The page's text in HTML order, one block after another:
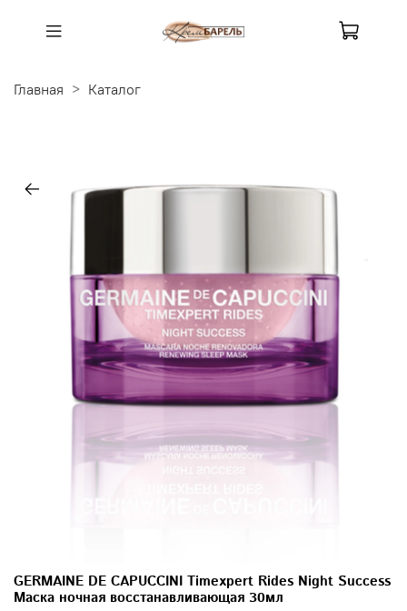
Главная Каталог
GERMAINE DE CAPUCCINI Timexpert Rides Night Success
Маска ночная восстанавливающая 30мл